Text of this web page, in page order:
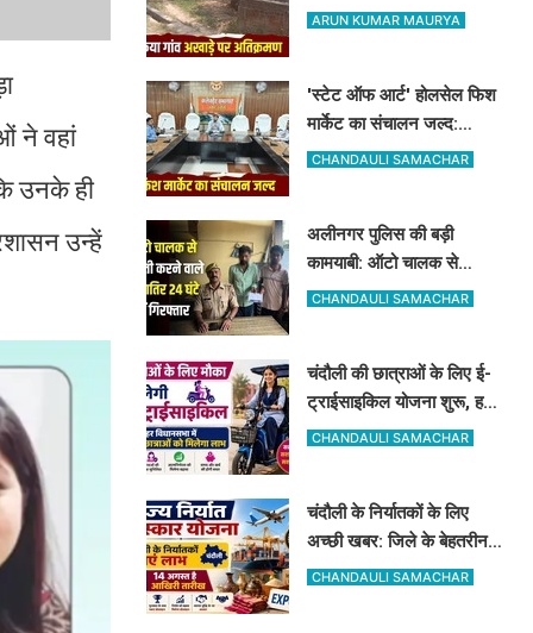
ने वहां
उनके ही
उन्हें
भी सूना रहेगा पारंपरिक खेल का
ARUN KUMAR MAURYA
'स्टेट ऑफ आर्ट' होलसेल फिश
मार्केट का संचालन जल्द:
पूर्वांचल के 7 जिलों के किसान
CHANDAULI SAMACHAR
अलीनगर पुलिस की बड़ी
कामयाबी: ऑटो चालक से
मोबाइल व ईयरफोन छीनने वाले
CHANDAULI SAMACHAR
चंदौली की छात्राओं के लिए ई-
ट्राईसाइकिल योजना शुरू, हर
विधानसभा में 20 को मिलेगा
CHANDAULI SAMACHAR
चंदौली के निर्यातकों के लिए
अच्छी खबर: जिले के बेहतरीन
निर्यातकों को मिलेगा सम्मान, 14
CHANDAULI SAMACHAR